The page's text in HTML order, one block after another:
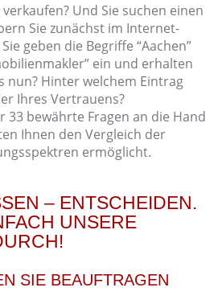
Und Sie suchen einen
Sie zunächst im Internet-
geben die Begriffe “Aachen”
ein und erhalten
nun? Hinter welchem Eintrag
Ihres Vertrauens?
33 bewährte Fragen an die Hand
Ihnen den Vergleich der
ermöglicht.
– ENTSCHEIDEN.
UNSERE
SIE BEAUFTRAGEN